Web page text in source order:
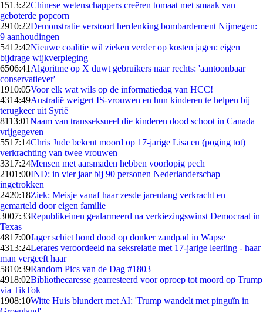
1513:22Chinese wetenschappers creëren tomaat met smaak van
geboterde popcorn
2910:22Demonstratie verstoort herdenking bombardement Nijmegen:
9 aanhoudingen
5412:42Nieuwe coalitie wil zieken verder op kosten jagen: eigen
bijdrage wijkverpleging
6506:41 Algoritme op X duwt gebruikers naar rechts: 'aantoonbaar
conservatiever'
1910:05Voor elk wat wils op de informatiedag van HCC!
4314:49Australië weigert IS-vrouwen en hun kinderen te helpen bij
terugkeer uit Syrië
8113:01Naam van transseksueel die kinderen dood schoot in Canada
vrijgegeven
5517:14Chris Jude bekent moord op 17-jarige Lisa en (poging tot)
verkrachting van twee vrouwen
3317:24Mensen met aarsmaden hebben voorlopig pech
2101:00IND: in vier jaar bij 90 personen Nederlanderschap
ingetrokken
2420:18Ziek: Meisje vanaf haar zesde jarenlang verkracht en
gemarteld door eigen familie
3007:33Republikeinen gealarmeerd na verkiezingswinst Democraat in
Texas
4817:00Jager schiet hond dood op donker zandpad in Wapse
4313:24Lerares veroordeeld na seksrelatie met 17-jarige leerling - haar
man vergeeft haar
5810:39Random Pics van de Dag #1803
4918:02Bibliothecaresse gearresteerd voor oproep tot moord op Trump
via TikTok
1908:10Witte Huis blundert met AI: 'Trump wandelt met pinguïn in